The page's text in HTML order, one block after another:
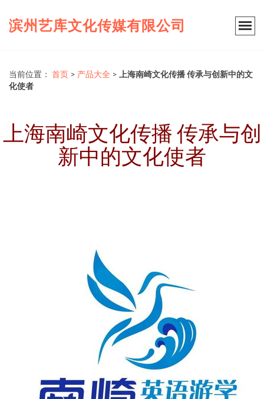
滨州艺库文化传媒有限公司
当前位置： 首页 > 产品大全 >
上海南崎文化传播 传承与创新中的文
化使者
上海南崎文化传播 传承与创
新中的文化使者